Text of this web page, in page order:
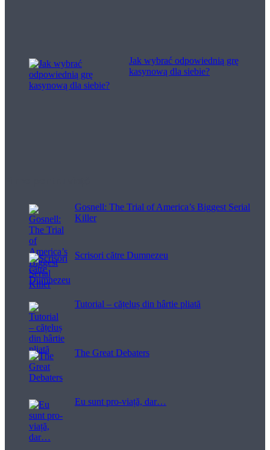
Jak wybrać odpowiednią grę
kasynową dla siebie?
Gosnell: The Trial of America’s Biggest Serial
Killer
Scrisori către Dumnezeu
Tutorial – cățeluș din hârtie pliată
The Great Debaters
Eu sunt pro-viață, dar…